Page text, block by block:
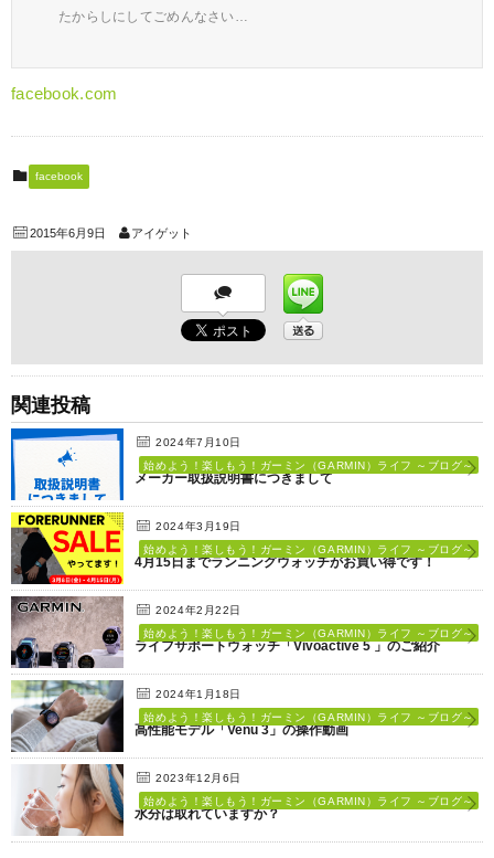
たからしにしてごめんなさい…
facebook.com
facebook
2015年6月9日 アイゲット
関連投稿
2024年7月10日
始めよう！楽しもう！ガーミン（GARMIN）ライフ ～ブログ～
メーカー取扱説明書につきまして
2024年3月19日
始めよう！楽しもう！ガーミン（GARMIN）ライフ ～ブログ～
4月15日までランニングウォッチがお買い得です！
2024年2月22日
始めよう！楽しもう！ガーミン（GARMIN）ライフ ～ブログ～
ライフサポートウォッチ「Vivoactive 5 」のご紹介
2024年1月18日
始めよう！楽しもう！ガーミン（GARMIN）ライフ ～ブログ～
高性能モデル「Venu 3」の操作動画
2023年12月6日
始めよう！楽しもう！ガーミン（GARMIN）ライフ ～ブログ～
水分は取れていますか？